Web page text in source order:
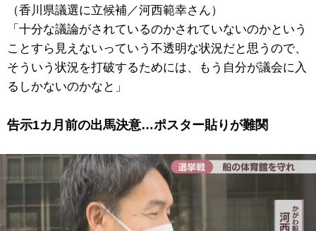
（香川県議選に立候補／河西範幸さん）
「十分な議論がされているのかされていないのかという
ことすら見えないっていう不透明な状況だと思うので、
そういう状況を打破するためには、もう自分が議会に入
るしかないのかなと」
告示1カ月前の出馬決意…ポスター貼りが難関